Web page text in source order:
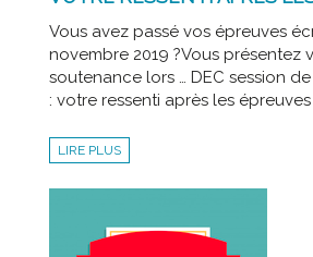
Vous avez passé vos épreuves
novembre 2019 ?Vous présentez
soutenance lors … DEC session
: votre ressenti après les
LIRE PLUS